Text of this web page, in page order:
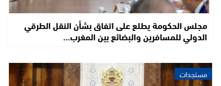
مجلس الحكومة يطلع على اتفاق بشأن النقل الطرقي
الدولي للمسافرين والبضائع بين المغرب…
مستجدات